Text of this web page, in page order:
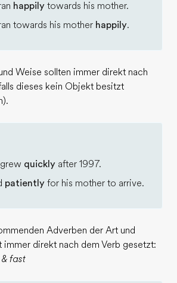
happily towards his mother.
towards his mother happily.
Weise sollten immer direkt nach
dieses kein Objekt besitzt
quickly after 1997.
patiently for his mother to arrive.
Adverben der Art und
direkt nach dem Verb gesetzt:
fast